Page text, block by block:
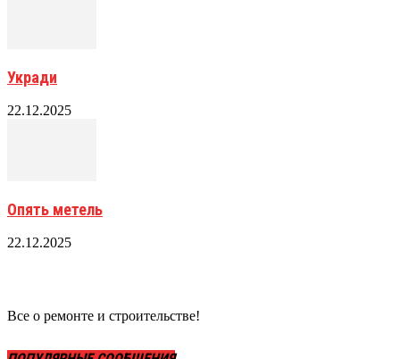
Укради
22.12.2025
Опять метель
22.12.2025
Все о ремонте и строительстве!